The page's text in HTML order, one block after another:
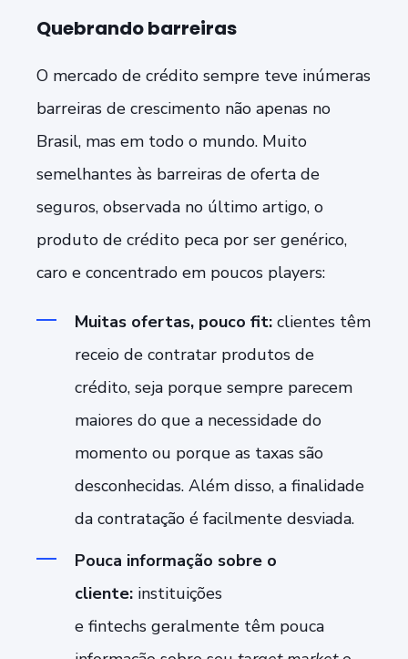
Quebrando barreiras
O mercado de crédito sempre teve inúmeras
barreiras de crescimento não apenas no
Brasil, mas em todo o mundo. Muito
semelhantes às barreiras de oferta de
seguros, observada no último artigo, o
produto de crédito peca por ser genérico,
caro e concentrado em poucos players:
Muitas ofertas, pouco fit: clientes têm
receio de contratar produtos de
crédito, seja porque sempre parecem
maiores do que a necessidade do
momento ou porque as taxas são
desconhecidas. Além disso, a finalidade
da contratação é facilmente desviada.
Pouca informação sobre o
cliente: instituições
e fintechs geralmente têm pouca